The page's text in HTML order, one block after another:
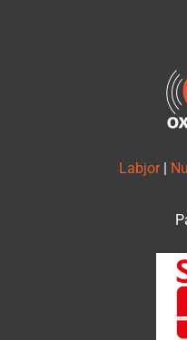
Labjor |